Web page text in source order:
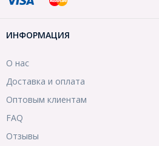
ИНФОРМАЦИЯ
О нас
Доставка и оплата
Оптовым клиентам
FAQ
Отзывы